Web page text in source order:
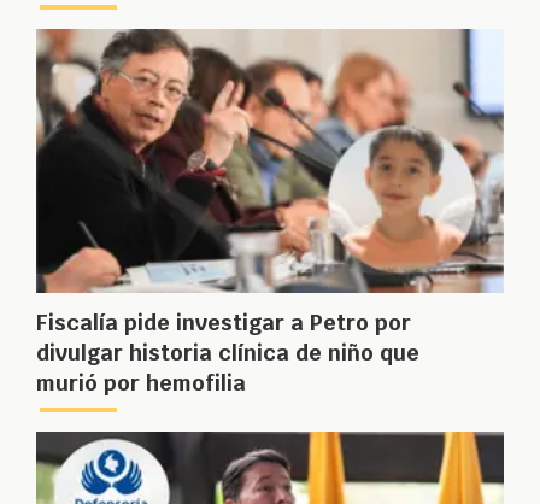
Fiscalía pide investigar a Petro por
divulgar historia clínica de niño que
murió por hemofilia